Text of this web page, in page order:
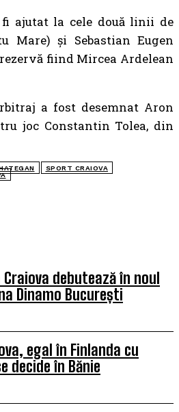
debutează în noul
Dinamo București
egal în Finlanda cu
decide în Bănie
ajutat la cele două linii de
Mare) și Sebastian Eugen
fiind Mircea Ardelean
a fost desemnat Aron
joc Constantin Tolea, din
SPORT CRAIOVA